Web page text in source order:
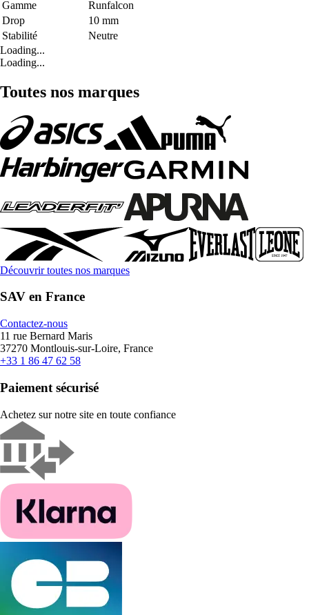
Gamme
Runfalcon
Drop
10 mm
Stabilité
Neutre
Loading...
Loading...
Toutes nos marques
Découvrir toutes nos marques
SAV en France
Contactez-nous
11 rue Bernard Maris
37270 Montlouis-sur-Loire, France
+33 1 86 47 62 58
Paiement sécurisé
Achetez sur notre site en toute confiance